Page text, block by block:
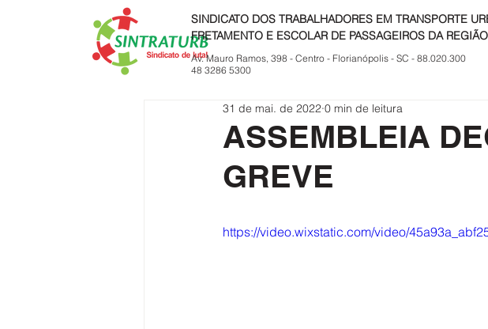
SINDICATO DOS TRABALHADORES EM TRANSPORTE
FRETAMENTO E ESCOLAR DE PASSAGEIROS DA
Av. Mauro Ramos, 398 - Centro - Florianópolis - SC - 88.020.300
48 3286 5300
ASSEMBLEIA
GREVE
31 de mai. de 2022 0 min de leitura
https://video.wixstatic.com/video/